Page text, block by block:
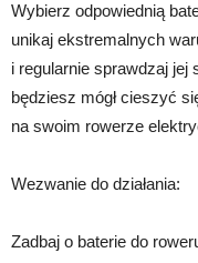
Wybierz odpowiednią
unikaj ekstremalnych
i regularnie sprawdzaj
będziesz mógł cieszyć
na swoim rowerze
Wezwanie do działania:
Zadbaj o baterie do